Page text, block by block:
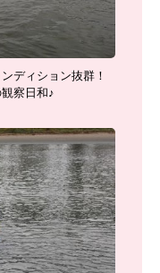
ディション抜群！
察日和♪